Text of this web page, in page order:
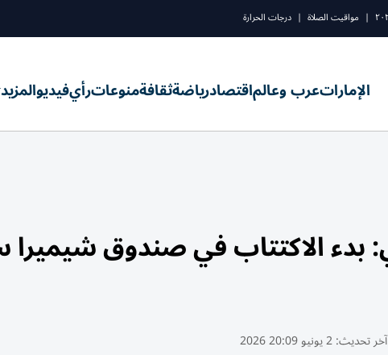
| مواقيت الصلاة | درجات الحرارة
الإماراتعرب وعالماقتصادرياضةثقافةمنوعاترأيفيديوالمزيد
آخر تحديث:2 يونيو 20:09 2026